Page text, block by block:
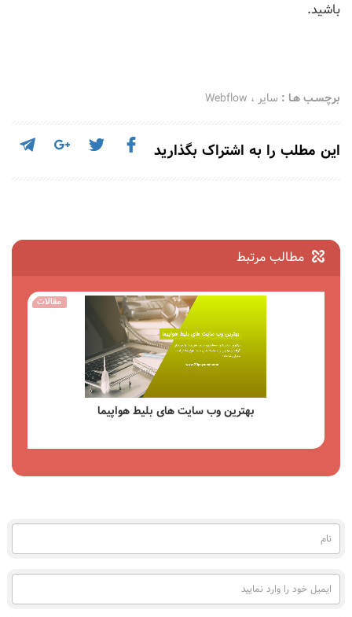
باشید.
برچسـب هـا : سایر ، Webflow
این مطلب را به اشتراک بگذارید
مطالب مرتبط
مقالات
سایت های بلیط هواپیما راهنمای جامع کیف پول Payeer امکانات مزایا و نحوه استفاده
نام
(به
ایمیل
خود